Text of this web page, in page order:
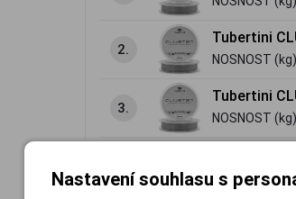
2.
Tubertini
3.
Tubertini
Nastavení souhlasu s